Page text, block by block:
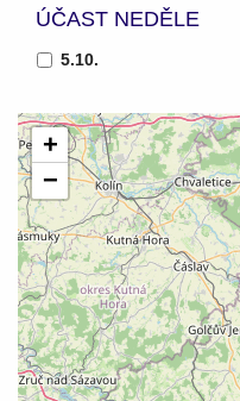
RESTAURÁTORSTVÍ
SKLÁŘSTVÍ
TEXTILNÍ PRÁCE
TRUHLÁŘSTVÍ
UMĚLECKÉ ŠKOLY
VÁNOČNÍ OZDOBY
ZVUKOVÉ UMĚNÍ
ŘEZBÁŘSTVÍ
ŠPERK
ÚČAST NEDĚLE
5.10.
+
−